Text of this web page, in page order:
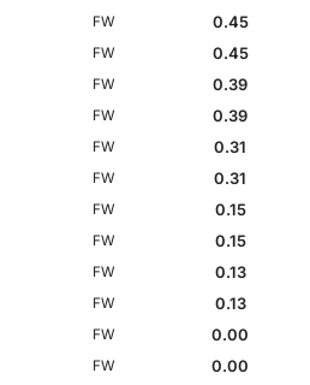
FW
0.45
FW
0.45
FW
0.39
FW
0.39
FW
0.31
FW
0.31
FW
0.15
FW
0.15
FW
0.13
FW
0.13
FW
0.00
FW
0.00